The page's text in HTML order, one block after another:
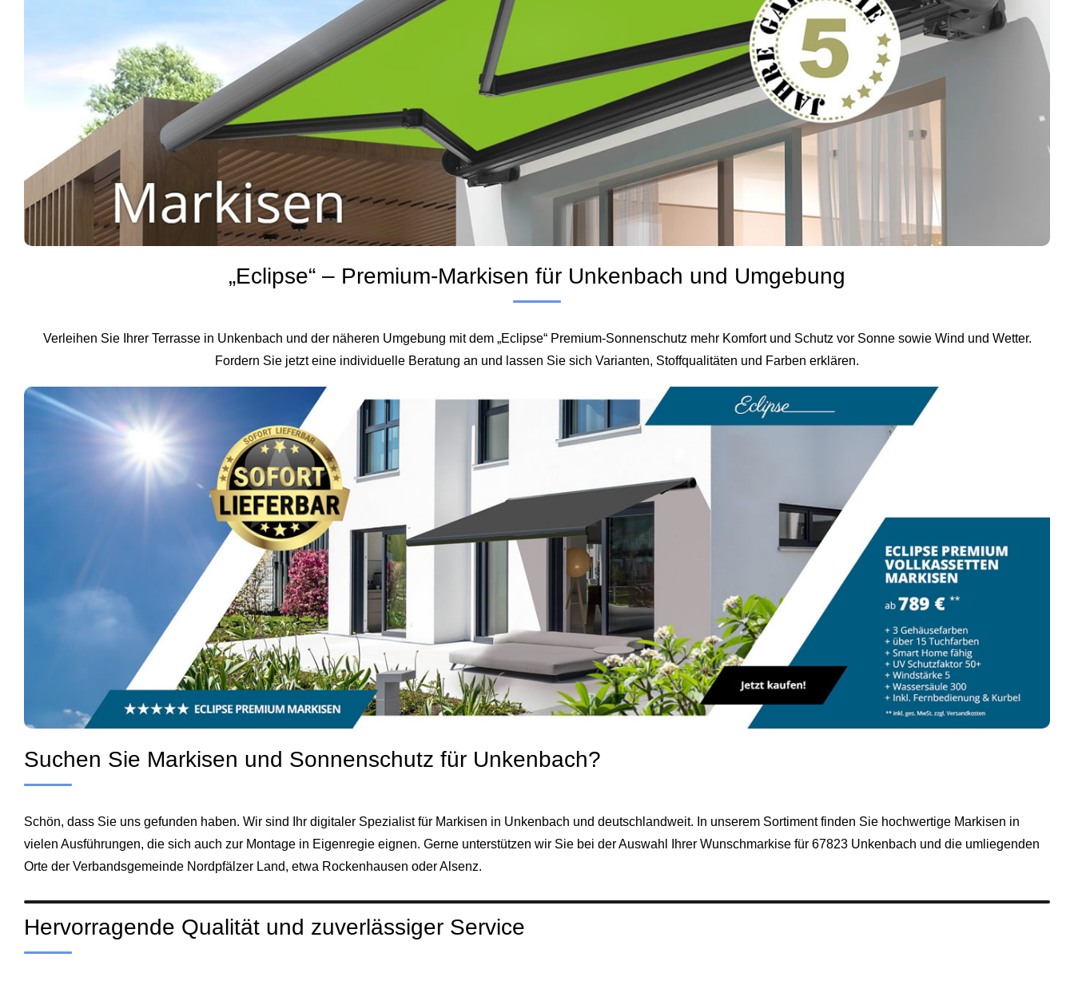
„Eclipse“ – Premium-Markisen für Unkenbach und Umgebung
Verleihen Sie Ihrer Terrasse in Unkenbach und der näheren Umgebung mit dem „Eclipse“ Premium-Sonnenschutz mehr Komfort und Schutz vor Sonne sowie Wind und Wetter.
Fordern Sie jetzt eine individuelle Beratung an und lassen Sie sich Varianten, Stoffqualitäten und Farben erklären.
Suchen Sie Markisen und Sonnenschutz für Unkenbach?
Schön, dass Sie uns gefunden haben. Wir sind Ihr digitaler Spezialist für Markisen in Unkenbach und deutschlandweit. In unserem Sortiment finden Sie hochwertige Markisen in
vielen Ausführungen, die sich auch zur Montage in Eigenregie eignen. Gerne unterstützen wir Sie bei der Auswahl Ihrer Wunschmarkise für 67823 Unkenbach und die umliegenden
Orte der Verbandsgemeinde Nordpfälzer Land, etwa Rockenhausen oder Alsenz.
Hervorragende Qualität und zuverlässiger Service